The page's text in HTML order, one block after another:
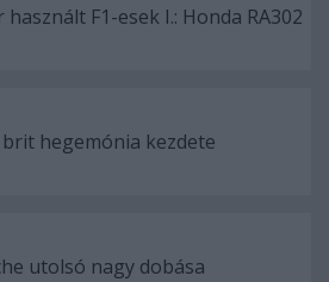
használt F1-esek I.: Honda RA302
brit hegemónia kezdete
utolsó nagy dobása